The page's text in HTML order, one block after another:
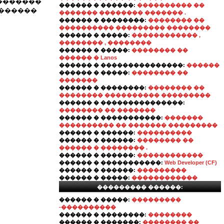
������ � ������: ���������� ��
������� �������� ������� .
������ � ��������: �������� ��
���������� ��������� ��������
������ � �����: ������������ ,
�������� , ��������
������ � �����: �������� ��
������ � Lanos
������ � ���������������: ������
������ � �����: �������� ��
�������
������ � ��������: �������� ��
�������� ���������� ���������
������ � ���������������:
�������� �� �������
������ � �����������: �������
���������� �� ������� ���������
������ � ������: ����������
������ � ������: �������� ��
������ � �������� .
������ � ������: ������������
������ � �����������: Web Developer (CF)
������ � ������: ���������
������ � �����: ������������
��������� ������:
������ � �����: ���������
-����������
������ � ��������: ��������
������ � �������: �������� ��